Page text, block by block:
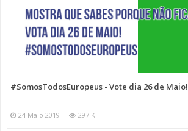
#SomosTodosEuropeus - Vote dia 26 de Maio!
24 Maio 2019 297 K